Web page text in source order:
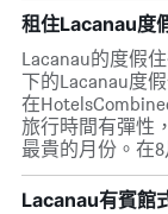
X
軸，
顯
示
一
週
中
的
各
租住Lacanau度
Lacanau的度假
下的Lacanau度
在
旅行時間有彈性
最貴的月份。在
Lacanau有賓館